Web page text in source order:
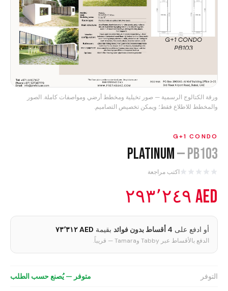
المشاريع
صمّم كابينتك
الفيديوهات
العروض
تواصل معنا
اللغة
English
Español
Português
Français
ورقة الكتالوج الرسمية — صور تخيلية ومخطط أرضي ومواصفات كاملة. الصور
والمخطط للاطلاع فقط؛ ويمكن تخصيص التصاميم.
G+1 CONDO
Platinum—PB103
اكتب مراجعة
AED ٢٩٣٬٢٤٩
أو ادفع على 4 أقساط بدون فوائد بقيمة AED ٧٣٬٣١٢
الدفع بالأقساط عبر Tabby وTamara — قريباً.
التوفر متوفر — يُصنع حسب الطلب